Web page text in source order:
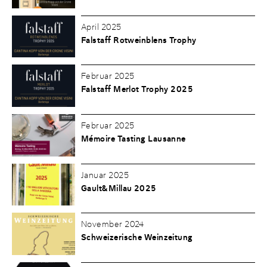
April 2025
Falstaff Rotweinblens Trophy
Februar 2025
Falstaff Merlot Trophy 2025
Februar 2025
Mémoire Tasting Lausanne
Januar 2025
Gault&Millau 2025
November 2024
Schweizerische Weinzeitung